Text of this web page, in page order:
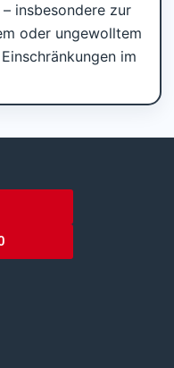
– insbesondere zur
oder ungewolltem
im